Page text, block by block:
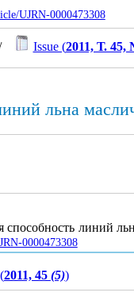
UJRN-0000473308
Issue (2011, Т. 45,
льна
линий
0000473308
2011, 45 (5))